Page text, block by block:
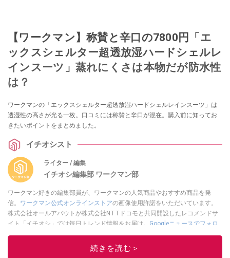
【ワークマン】称賛と辛口の7800円「エ
ックスシェルター超透放湿ハードシェルレ
インスーツ」蒸れにくさは本物だが防水性
は？
ワークマンの「エックスシェルター超透放湿ハードシェルレインスーツ」は
透湿性の高さが光る一枚。口コミには称賛と辛口が混在。購入前に知ってお
きたいポイントをまとめました。
イチオシスト
ライター / 編集
イチオシ編集部 ワークマン部
ワークマン好きの編集部員が、ワークマンの人気商品やおすすめ商品を発
信。 ワークマン公式オンラインストアの画像使用許諾をいただいています。
株式会社オールアバウトが株式会社NTTドコモと共同開設したレコメンドサ
イト「イチオシ」では毎日トレンド情報をお届け。 Googleニュースでフォロ
このイチオシストの他の記事を読む
続きを読む＞